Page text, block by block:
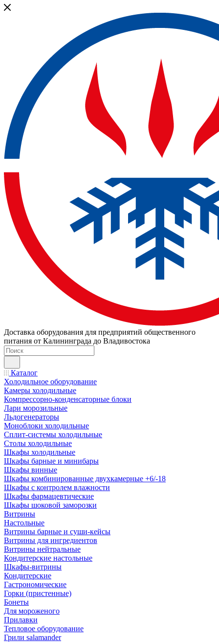
Доставка оборудования для предприятий общественного
питания от Калининграда до Владивостока
Каталог
Холодильное оборудование
Камеры холодильные
Компрессорно-конденсаторные блоки
Лари морозильные
Льдогенераторы
Моноблоки холодильные
Сплит-системы холодильные
Столы холодильные
Шкафы холодильные
Шкафы барные и минибары
Шкафы винные
Шкафы комбинированные двухкамерные +6/-18
Шкафы с контролем влажности
Шкафы фармацевтические
Шкафы шоковой заморозки
Витрины
Настольные
Витрины барные и суши-кейсы
Витрины для ингредиентов
Витрины нейтральные
Кондитерские настольные
Шкафы-витрины
Кондитерские
Гастрономические
Горки (пристенные)
Бонеты
Для мороженого
Прилавки
Тепловое оборудование
Грили salamander